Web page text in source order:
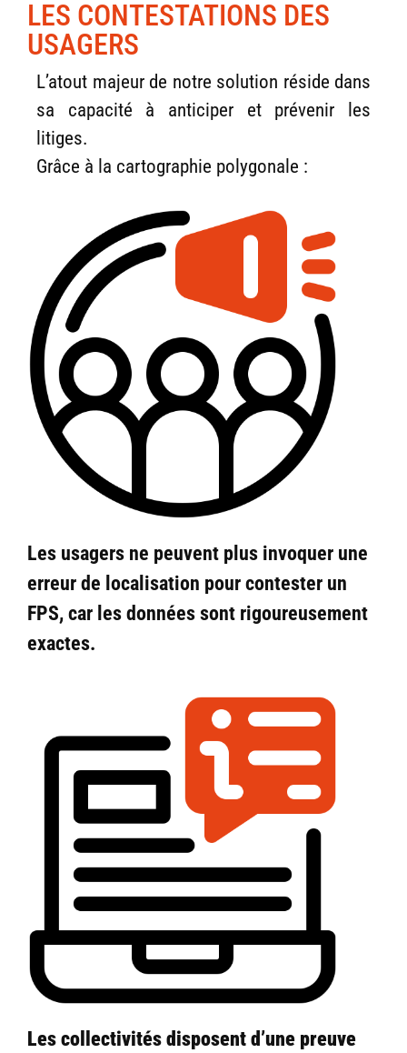
LES CONTESTATIONS DES
USAGERS
L’atout majeur de notre solution réside dans
sa capacité à anticiper et prévenir les
litiges.
Grâce à la cartographie polygonale :
Les usagers ne peuvent plus invoquer une
erreur de localisation pour contester un
FPS, car les données sont rigoureusement
exactes.
Les collectivités disposent d’une preuve